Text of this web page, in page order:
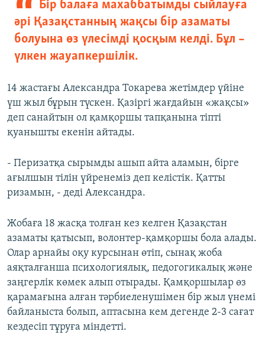
Бір балаға махаббатымды сыйлауға
әрі Қазақстанның жақсы бір азаматы
болуына өз үлесімді қосқым келді. Бұл –
үлкен жауапкершілік.
14 жастағы Александра Токарева жетімдер үйіне
үш жыл бұрын түскен. Қазіргі жағдайын «жақсы»
деп санайтын ол қамқоршы тапқанына тіпті
қуанышты екенін айтады.
- Перизатқа сырымды ашып айта аламын, бірге
ағылшын тілін үйренеміз деп келістік. Қатты
ризамын, - деді Александра.
Жобаға 18 жасқа толған кез келген Қазақстан
азаматы қатысып, волонтер-қамқоршы бола алады.
Олар арнайы оқу курсынан өтіп, сынақ жоба
аяқталғанша психологиялық, педогогикалық және
заңгерлік көмек алып отырады. Қамқоршылар өз
қарамағына алған тәрбиеленушімен бір жыл үнемі
байланыста болып, аптасына кем дегенде 2-3 сағат
кездесіп тұруға міндетті.